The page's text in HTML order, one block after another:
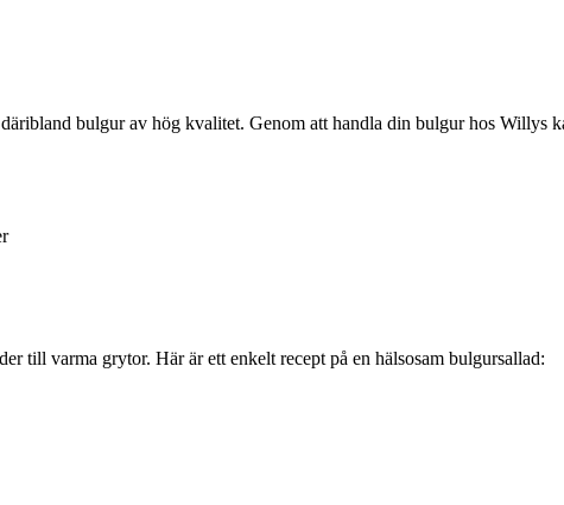
bulgur av hög kvalitet. Genom att handla din bulgur hos Willys
till varma grytor. Här är ett enkelt recept på en hälsosam bulgursallad: